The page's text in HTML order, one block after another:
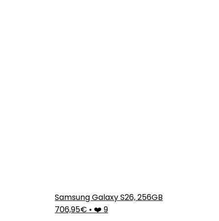
Samsung Galaxy S26, 256GB
706,95€ • ❤️ 9